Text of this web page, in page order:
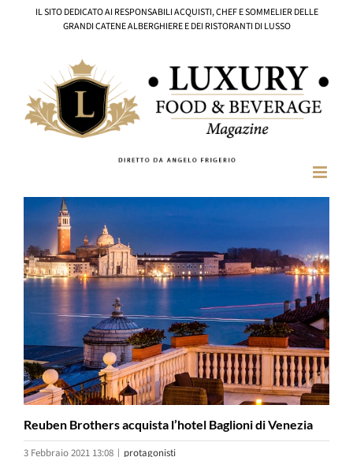
IL SITO DEDICATO AI RESPONSABILI ACQUISTI, CHEF E SOMMELIER DELLE
GRANDI CATENE ALBERGHIERE E DEI RISTORANTI DI LUSSO
Ingrandisci
immagine
Reuben Brothers acquista l’hotel Baglioni di Venezia
3 Febbraio 2021 13:08 | protagonisti